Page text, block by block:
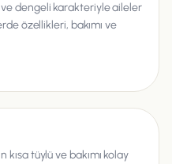
ve dengeli karakteriyle aileler
özellikleri, bakımı ve
kısa tüylü ve bakımı kolay